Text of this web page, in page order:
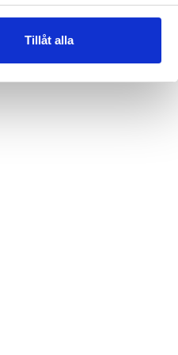
Tillåt alla